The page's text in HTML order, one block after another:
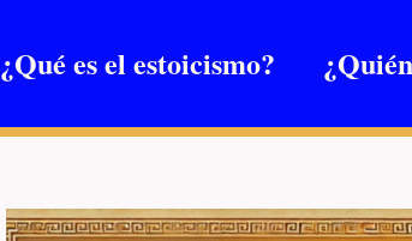
¿Qué es el estoicismo?